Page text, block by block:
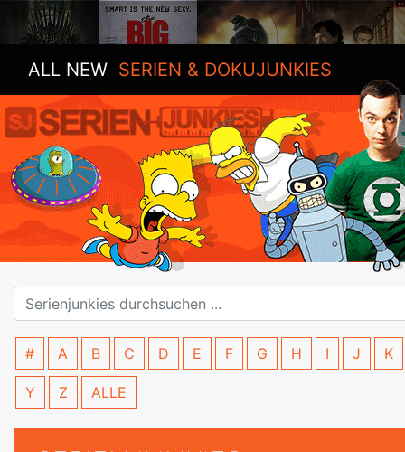
ALL NEW SERIEN & DOKUJUNKIES
# A B C D E F G H I J K
Y Z ALLE